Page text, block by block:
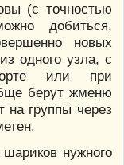
(с точностью
добиться,
новых
одного узла, с
или при
берут жменю
на группы через
шариков нужного